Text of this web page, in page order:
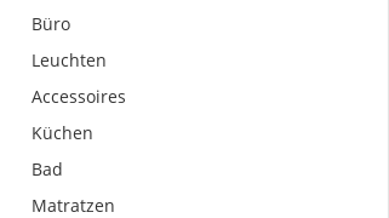
Büro
Leuchten
Accessoires
Küchen
Bad
Matratzen